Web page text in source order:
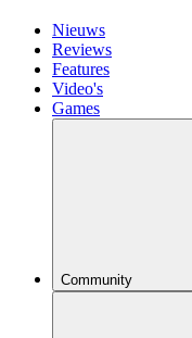
Nieuws
Reviews
Features
Video's
Games
Community